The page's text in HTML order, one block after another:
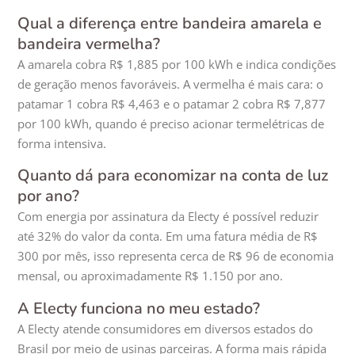
Qual a diferença entre bandeira amarela e
bandeira vermelha?
A amarela cobra R$ 1,885 por 100 kWh e indica condições
de geração menos favoráveis. A vermelha é mais cara: o
patamar 1 cobra R$ 4,463 e o patamar 2 cobra R$ 7,877
por 100 kWh, quando é preciso acionar termelétricas de
forma intensiva.
Quanto dá para economizar na conta de luz
por ano?
Com energia por assinatura da Electy é possível reduzir
até 32% do valor da conta. Em uma fatura média de R$
300 por mês, isso representa cerca de R$ 96 de economia
mensal, ou aproximadamente R$ 1.150 por ano.
A Electy funciona no meu estado?
A Electy atende consumidores em diversos estados do
Brasil por meio de usinas parceiras. A forma mais rápida